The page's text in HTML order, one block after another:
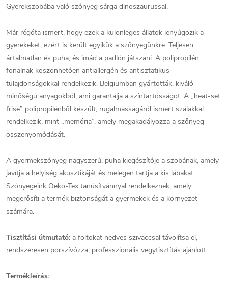
Gyerekszobába való szőnyeg sárga dinoszaurussal.
Már régóta ismert, hogy ezek a különleges állatok lenyűgözik a
gyerekeket, ezért is került egyikük a szőnyegünkre. Teljesen
ártalmatlan és puha, és imád a padlón játszani. A polipropilén
fonalnak köszönhetően antiallergén és antisztatikus
tulajdonságokkal rendelkezik. Belgiumban gyártották, kiváló
minőségű anyagokból, ami garantálja a színtartósságot. A „heat-set
frise” polipropilénből készült, rugalmasságáról ismert szálakkal
rendelkezik, mint „memória”, amely megakadályozza a szőnyeg
összenyomódását.
A gyermekszőnyeg nagyszerű, puha kiegészítője a szobának, amely
javítja a helyiség akusztikáját és melegen tartja a kis lábakat.
Szőnyegeink Oeko-Tex tanúsítvánnyal rendelkeznek, amely
megerősíti a termék biztonságát a gyermekek és a környezet
számára.
Tisztítási útmutató: a foltokat nedves szivaccsal távolítsa el,
rendszeresen porszívózza, professzionális vegytisztítás ajánlott.
Termékleírás: